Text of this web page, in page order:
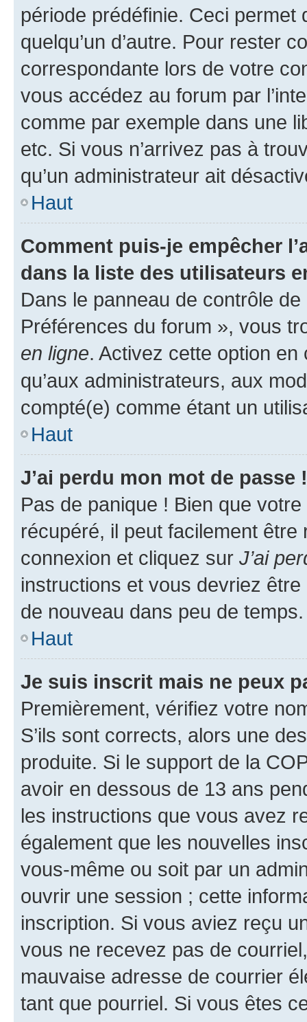
période prédéfinie. Ceci permet
quelqu’un d’autre. Pour rester
correspondante lors de votre
vous accédez au forum par
comme par exemple dans une
etc. Si vous n’arrivez pas à
qu’un administrateur ait
Haut
Comment puis-je empêcher
dans la liste des utilisateurs
Dans le panneau de contrôle
Préférences du forum », vous
en ligne. Activez cette option
qu’aux administrateurs, aux
compté(e) comme étant un
Haut
J’ai perdu mon mot de passe !
Pas de panique ! Bien que
récupéré, il peut facilement
connexion et cliquez sur J’ai
instructions et vous devriez
de nouveau dans peu de temps.
Haut
Je suis inscrit mais ne peux
Premièrement, vérifiez votre
S’ils sont corrects, alors une
produite. Si le support de la
avoir en dessous de 13 ans
les instructions que vous avez
également que les nouvelles
vous-même ou soit par un
ouvrir une session ; cette
inscription. Si vous aviez reçu
vous ne recevez pas de
mauvaise adresse de courrier
tant que pourriel. Si vous êtes